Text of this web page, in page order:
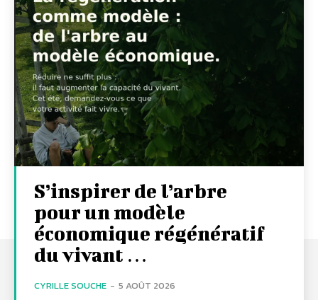
S’inspirer de l’arbre
pour un modèle
économique régénératif
du vivant …
CYRILLE SOUCHE - 5 AOÛT 2026